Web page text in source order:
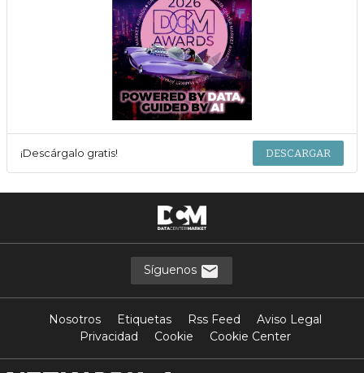
¡Descárgalo gratis! DESCARGAR
Síguenos
Nosotros Etiquetas Rss Feed
Aviso Legal
Privacidad
Cookie Cookie Center